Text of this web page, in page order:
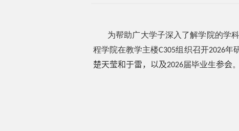
为帮助广大学子深入了解学院的学
程学院在教学主楼C305组织召开2026年
楚天莹和于雷，以及2026届毕业生参会。